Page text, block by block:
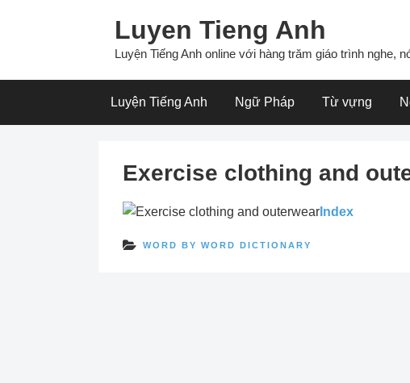
Luyen Tieng Anh
Luyện Tiếng Anh online với hàng trăm giáo trình nghe,
Luyện Tiếng Anh Ngữ Pháp Từ vựng
Exercise clothing and
Index
WORD BY WORD DICTIONARY